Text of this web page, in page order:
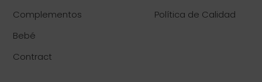
Complementos
Bebé
Contract
Política de Calidad